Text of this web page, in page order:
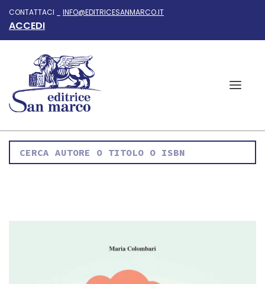
CONTATTACI _ INFO@EDITRICESANMARCO.IT
ACCEDI